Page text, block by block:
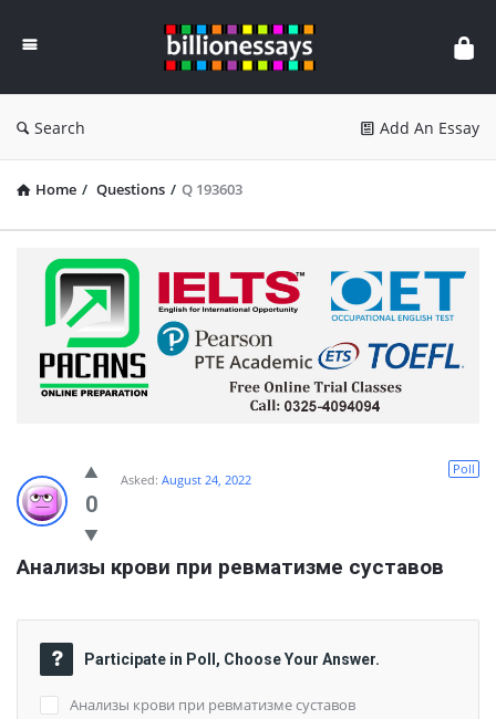
Essays
Search Add An Essay
Home / Questions / Q 193603
0
Poll
Asked: August 24, 2022
Анализы крови при ревматизме суставов
Participate in Poll, Choose Your Answer.
Анализы крови при ревматизме суставов